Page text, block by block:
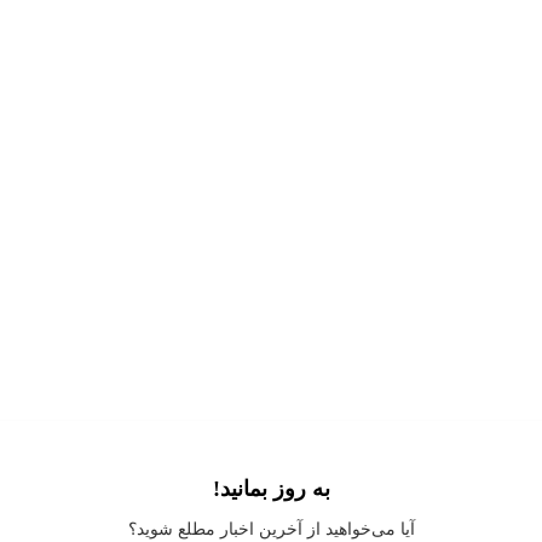
Application error: a client
-side exception has occurred while loading
به روز بمانید!
آیا می‌خواهید از آخرین اخبار مطلع شوید؟